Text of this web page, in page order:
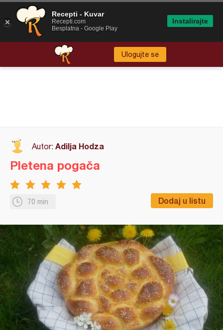
Ulogujte se
Autor: Adilja Hodza
70 min Dodaj u listu
Pletena pogača
Recepti - Kuvar
Recepti.com
Besplatna - Google Play
Instalirajte